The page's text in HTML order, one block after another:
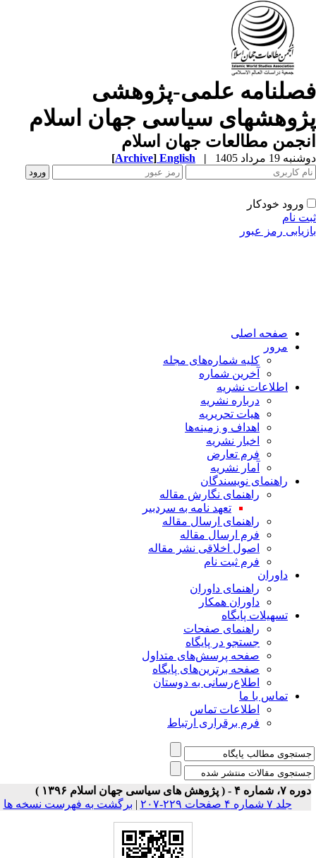
علمی-پژوهشی
سیاسی جهان اسلام
مطالعات جهان اسلام
19 مرداد 1405 |
English
[Archive]
ورود خودکار
نام
رمز عبور
صفحه اصلی
مرور
کلیه شماره‌های مجله
آخرین شماره
اطلاعات نشریه
درباره نشریه
هیات تحریریه
اهداف و زمینه‌ها
اخبار نشریه
فرم تعارض
آمار نشریه
راهنمای نویسندگان
راهنمای نگارش مقاله
تعهد نامه به سردبیر
راهنمای ارسال مقاله
فرم ارسال مقاله
اصول اخلاقی نشر مقاله
فرم ثبت نام
داوران
راهنمای داوران
داوران همکار
تسهیلات پایگاه
راهنمای صفحات
جستجو در پایگاه
صفحه پرسش‌های متداول
صفحه برترین‌های پایگاه
اطلاع‌رسانی به دوستان
تماس با ما
اطلاعات تماس
فرم برقراری ارتباط
۴ - ( پژوهش های سیاسی جهان اسلام ۱۳۹۶ )
جلد ۷ شماره ۴ صفحات ۲۲۹-۲۰۷
|برگشت به فهرست نسخه ها